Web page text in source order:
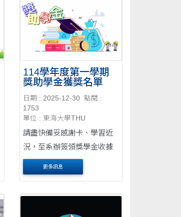
114學年度第一學期
獎助學金獲獎名單
日期 : 2025-12-30 點閱 :
1753
單位 : 東海大學THU
請盡快備妥感謝卡、學習近
況，至系辦簽領獎學金收據
更多訊息